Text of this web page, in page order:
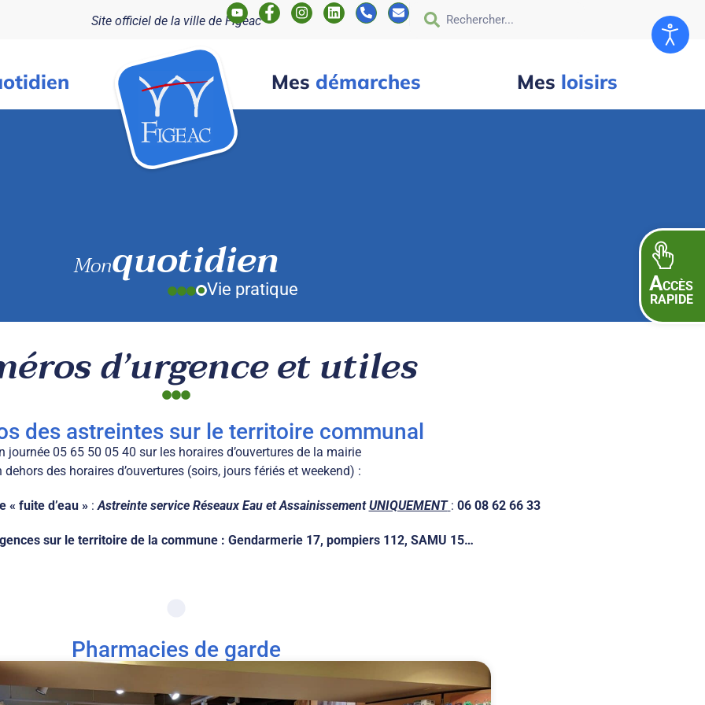
ACCÈS
RAPIDE
Site officiel de la ville de Figeac
Mes démarches Mes loisirs
Monquotidien
Vie pratique
d’urgence et utiles
des astreintes sur le territoire communal
journée 05 65 50 05 40 sur les horaires d’ouvertures de la mairie
dehors des horaires d’ouvertures (soirs, jours fériés et weekend) :
« fuite d’eau »:Astreinte service Réseaux Eau et AssainissementUNIQUEMENT : 06 08 62 66 33
sur le territoire de la commune : Gendarmerie 17, pompiers 112, SAMU 15…
Pharmacies de garde